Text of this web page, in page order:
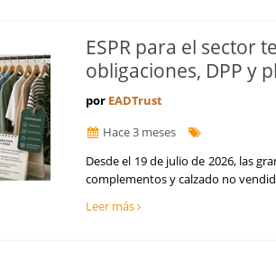
ESPR para el sector
obligaciones, DPP y
por EADTrust
Hace 3 meses
Desde el 19 de julio de 2026, las
complementos y calzado no
Leer más